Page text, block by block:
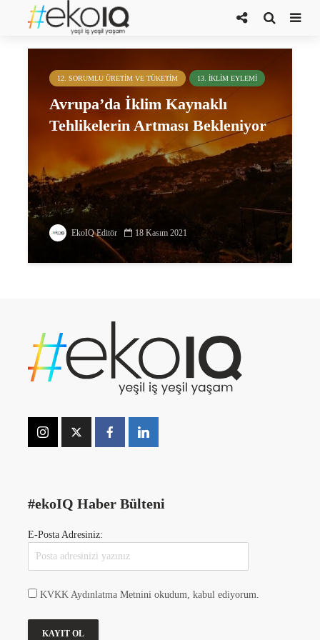
Copernicus Climate Change Server
12. SORUMLU ÜRETIM VE TÜKETIM 13. İKLIM EYLEMI
Avrupa’da İklim Kaynaklı
Tehlikelerin Artması Bekleniyor
EkoIQ Editör 18 Kasım 2021
#ekoIQ Haber Bülteni
E-Posta Adresiniz:
KVKK Aydınlatma Metnini okudum, kabul ediyorum.